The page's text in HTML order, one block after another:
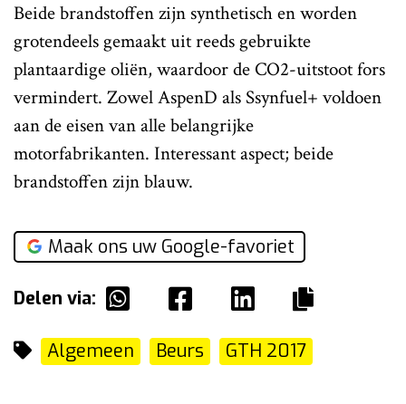
Beide brandstoffen zijn synthetisch en worden
grotendeels gemaakt uit reeds gebruikte
plantaardige oliën, waardoor de CO2-uitstoot fors
vermindert. Zowel AspenD als Ssynfuel+ voldoen
aan de eisen van alle belangrijke
motorfabrikanten. Interessant aspect; beide
brandstoffen zijn blauw.
Maak ons uw Google-favoriet
Delen via:
Algemeen Beurs GTH 2017